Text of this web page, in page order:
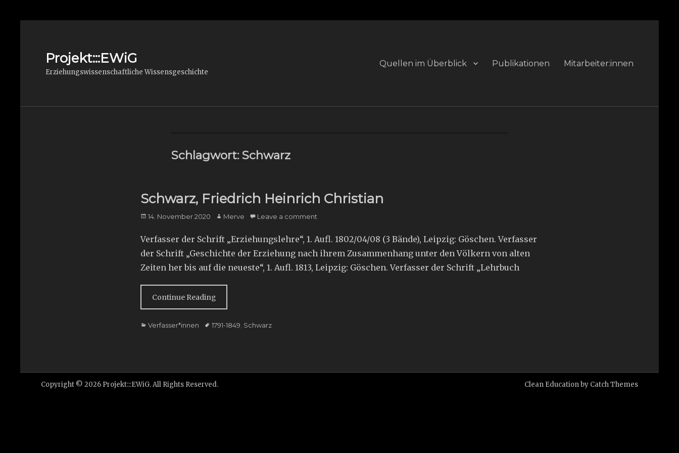
Projekt:::EWiG
Erziehungswissenschaftliche Wissensgeschichte
Primary
Quellen im Überblick Publikationen Mitarbeiter:innen
Schlagwort: Schwarz
Schwarz, Friedrich Heinrich Christian
Posted
14. November 2020 Author
Merve Leave a comment
Verfasser der Schrift „Erziehungslehre“, 1. Aufl. 1802/04/08 (3 Bände), Leipzig: Göschen. Verfasser
der Schrift „Geschichte der Erziehung nach ihrem Zusammenhang unter den Völkern von alten
Zeiten her bis auf die neueste“, 1. Aufl. 1813, Leipzig: Göschen. Verfasser der Schrift „Lehrbuch
Continue Reading
Categories
Verfasser*innen Tags1791-1849 Schwarz
Copyright © 2026 Projekt:::EWiG. All Rights Reserved. Clean Education by Catch Themes